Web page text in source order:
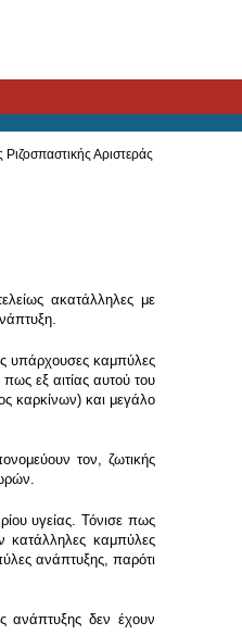
ακατάλληλες με
υπάρχουσες καμπύλες
εξ αιτίας αυτού του
καρκίνων) και μεγάλο
τον, ζωτικής
υγείας. Τόνισε πως
κατάλληλες καμπύλες
ανάπτυξης, παρότι
ανάπτυξης δεν έχουν